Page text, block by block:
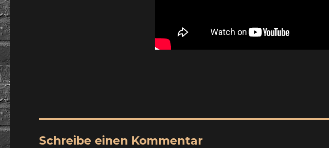
Schreibe einen Kommentar